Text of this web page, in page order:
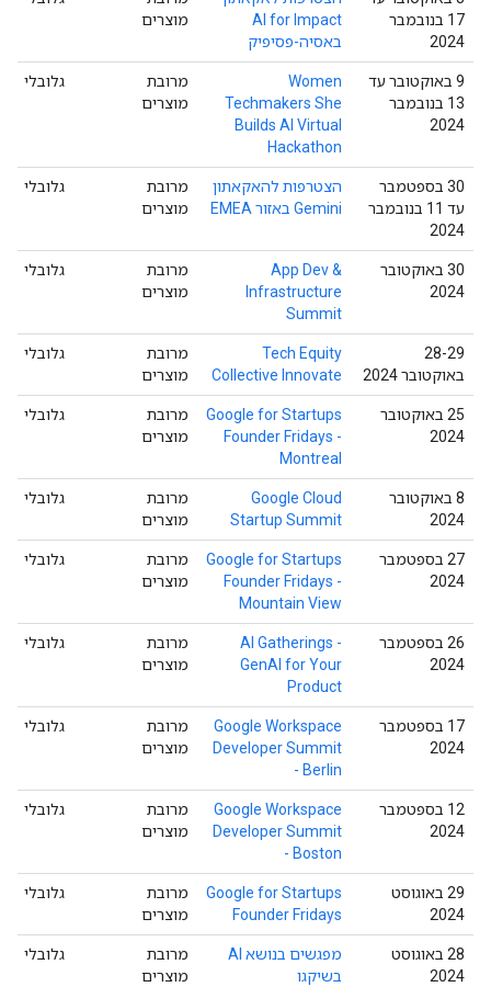
17 בנובמבר
2024
AI for Impact
באסיה-פסיפיק
מוצרים
‫9 באוקטובר עד
13 בנובמבר
2024
Women
Techmakers She
Builds AI Virtual
Hackathon
מרובת
מוצרים
גלובלי
‫30 בספטמבר
עד 11 בנובמבר
2024
הצטרפות להאקאתון
Gemini באזור EMEA
מרובת
מוצרים
גלובלי
‫30 באוקטובר
2024
App Dev &
Infrastructure
Summit
מרובת
מוצרים
גלובלי
‫28-29
באוקטובר 2024
Tech Equity
Collective Innovate
מרובת
מוצרים
גלובלי
‫25 באוקטובר
2024
Google for Startups
Founder Fridays -
Montreal
מרובת
מוצרים
גלובלי
8 באוקטובר
2024
Google Cloud
Startup Summit
מרובת
מוצרים
גלובלי
‫27 בספטמבר
2024
Google for Startups
Founder Fridays -
Mountain View
מרובת
מוצרים
גלובלי
‫26 בספטמבר
2024
AI Gatherings -
GenAI for Your
Product
מרובת
מוצרים
גלובלי
‫17 בספטמבר
2024
Google Workspace
Developer Summit
- Berlin
מרובת
מוצרים
גלובלי
‫12 בספטמבר
2024
Google Workspace
Developer Summit
- Boston
מרובת
מוצרים
גלובלי
‫29 באוגוסט
2024
Google for Startups
Founder Fridays
מרובת
מוצרים
גלובלי
‫28 באוגוסט
2024
מפגשים בנושא AI
בשיקגו
מרובת
מוצרים
גלובלי